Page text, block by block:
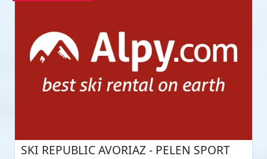
SKI REPUBLIC AVORIAZ - PELEN SPORT